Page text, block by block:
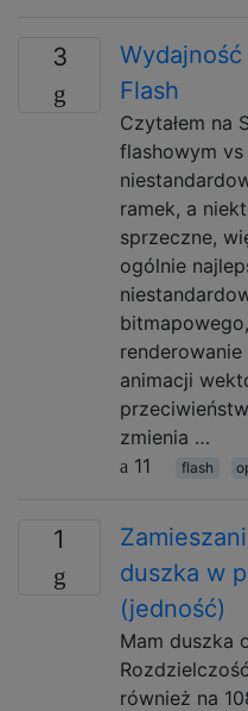
3
Flash
Czytałem na
flashowym
ramek, a
sprzeczne,
ogólnie
animacji
zmienia …
11
flash
1
duszka w
(jedność)
Mam duszka
również na